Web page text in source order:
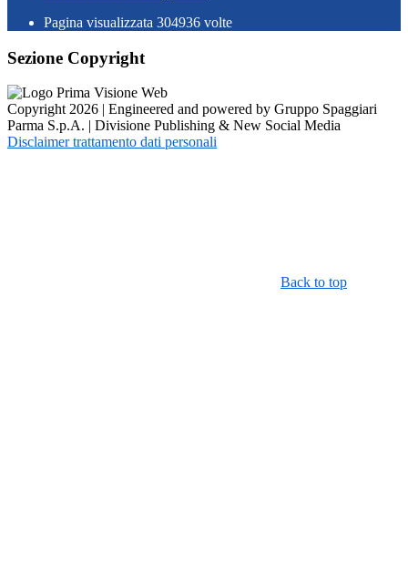
Pagina visualizzata 304936 volte
Sezione Copyright
Copyright 2026 | Engineered and powered by Gruppo Spaggiari
Parma S.p.A. | Divisione Publishing & New Social Media
Disclaimer trattamento dati personali
Back to top